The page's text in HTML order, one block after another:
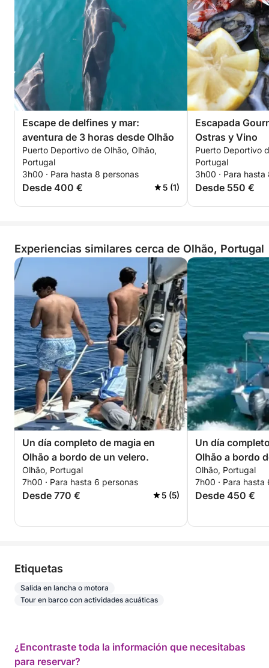
Escape de delfines y mar:
aventura de 3 horas desde Olhão
Puerto Deportivo de Olhão, Olhão,
Portugal
3h00 · Para hasta 8 personas
Desde 400 € 5 (1)
Escapada
Ostras y Vino
Puerto Deportivo
Portugal
3h00 · Para
Desde 550 €
Experiencias similares cerca de Olhão, Portugal
Un día completo de magia en
Olhão a bordo de un velero.
Olhão, Portugal
7h00 · Para hasta 6 personas
Desde 770 € 5 (5)
Un día
Olhão a bordo
motora.
Olhão, Portugal
7h00 · Para hasta
Desde 450 €
Etiquetas
Salida en lancha o motora
Tour en barco con actividades acuáticas
¿Encontraste toda la información que necesitabas
para reservar?